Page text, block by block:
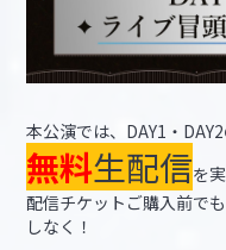
本公演では、DAY1・
無料生配信を
配信チケットご購入前で
しなく！